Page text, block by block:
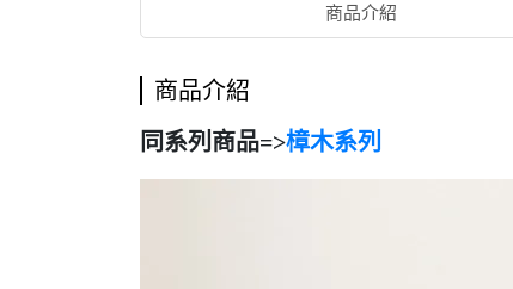
商品介紹
商品介紹
同系列商品=>樟木系列